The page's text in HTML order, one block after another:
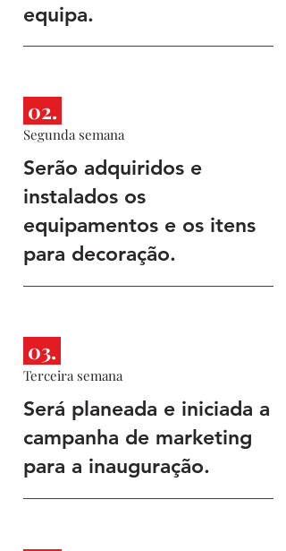
equipa.
02.
Segunda semana
Serão adquiridos e
instalados os
equipamentos e os itens
para decoração.
03.
Terceira semana
Será planeada e iniciada a
campanha de marketing
para a inauguração.